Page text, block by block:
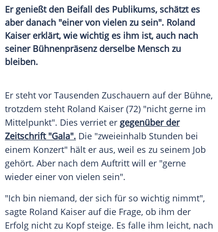
Er genießt den Beifall des Publikums, schätzt es
aber danach "einer von vielen zu sein". Roland
Kaiser erklärt, wie wichtig es ihm ist, auch nach
seiner Bühnenpräsenz derselbe Mensch zu
bleiben.
Er steht vor Tausenden Zuschauern auf der Bühne,
trotzdem steht Roland Kaiser (72) "nicht gerne im
Mittelpunkt". Dies verriet er gegenüber der
Zeitschrift"Gala". Die "zweieinhalb Stunden bei
einem Konzert" hält er aus, weil es zu seinem Job
gehört. Aber nach dem Auftritt will er "gerne
wieder einer von vielen sein".
"Ich bin niemand, der sich für so wichtig nimmt",
sagte Roland Kaiser auf die Frage, ob ihm der
Erfolg nicht zu Kopf steige. Es falle ihm leicht, nach